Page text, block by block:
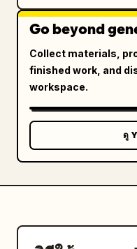
      "number": 6,
      "floating_objects_count": 7,
      "floating_objects": ["จานสี", "กล้องถ่าย
รูป", "หลอดไฟ", "ภา
กาแฟ", "สมุดโน้ตที่มีค
      "speech_bubble": "คำสั่งซับซ้อนก็เอาอยู่ ทั้งมุม
กล้องและการจัดวางขอ
      "number": 7,
Go beyond
Collect materials,
finished work, and
workspace.
ดู